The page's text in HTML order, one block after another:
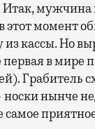
Итак,
момент
из кассы. Но
в мире
Грабитель
нынче
самое